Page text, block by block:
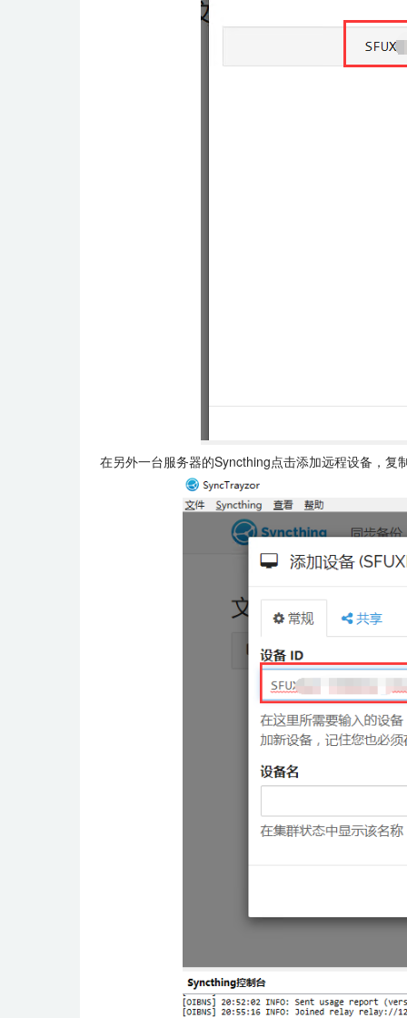
在另外一台服务器的Syncthing点击添加远程设备，复